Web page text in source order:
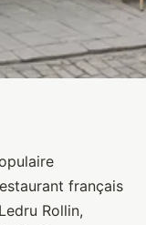
français
Rollin,